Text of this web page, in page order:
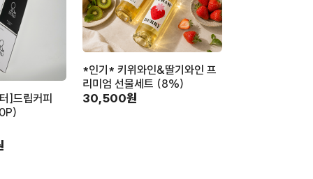
]드립커피
*인기* 키위와인&딸기와인 프
리미엄 선물세트 (8%)
30,500원